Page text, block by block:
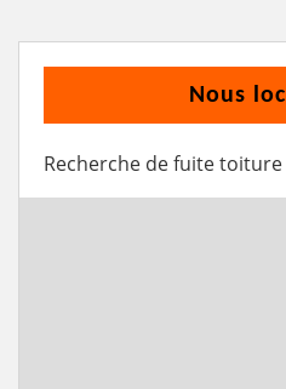
Nous
Recherche de fuite toiture